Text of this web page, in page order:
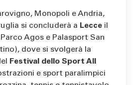
Monopoli e Andria,
si concluderà a Lecce il
Agos e Palasport San
dove si svolgerà la
Festival dello Sport All
e sport paralimpici